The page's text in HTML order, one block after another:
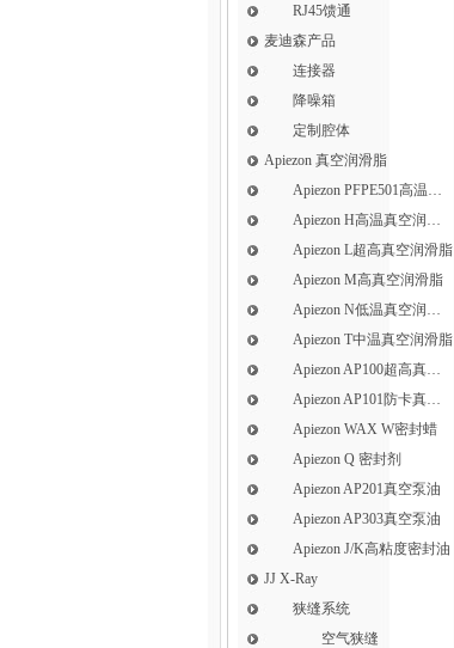
RJ45馈通
麦迪森产品
连接器
降噪箱
定制腔体
Apiezon 真空润滑脂
Apiezon L超高真空润滑脂
Apiezon M高真空润滑脂
Apiezon T中温真空润滑脂
Apiezon WAX W密封蜡
Apiezon Q 密封剂
Apiezon AP201真空泵油
Apiezon AP303真空泵油
Apiezon J/K高粘度密封油
JJ X-Ray
狭缝系统
空气狭缝